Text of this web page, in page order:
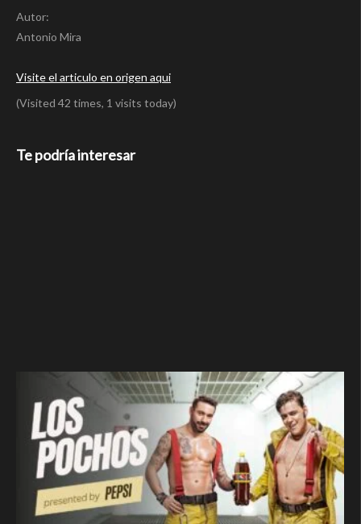
Autor:
Antonio Mira
Visite el articulo en origen aqui
(Visited 42 times, 1 visits today)
Te podría interesar